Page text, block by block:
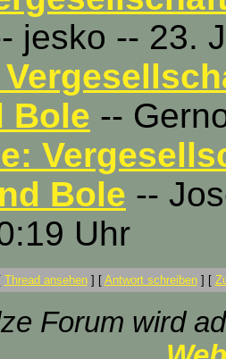
jesko -- 23.
Bole --
Bole --
Uhr
[ Thread ansehen] [ Antwort schreiben] [
Forum wird